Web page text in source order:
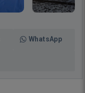
WhatsApp